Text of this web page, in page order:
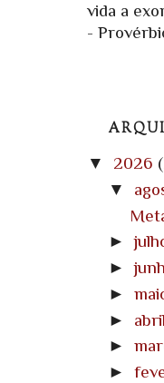
vida a
-
▼ 2026
▼
►
►
►
► abril
►
►